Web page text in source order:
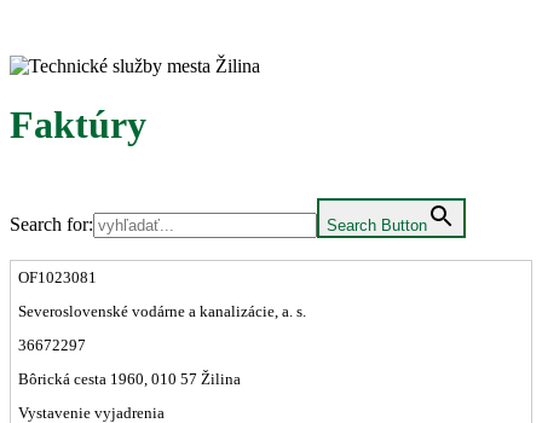
Faktúry
Search for: Search Button
OF1023081
Severoslovenské vodárne a kanalizácie, a. s.
36672297
Bôrická cesta 1960, 010 57 Žilina
Vystavenie vyjadrenia